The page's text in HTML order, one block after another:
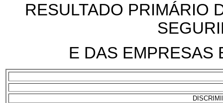
RESULTADO PRIMÁRIO
E DAS EMPRESAS